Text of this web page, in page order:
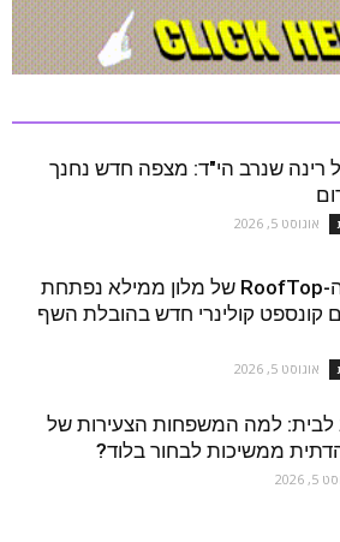
רינה שנרב הי"ד: מצפה חדש נחנך
אוגוסט 5, 2026
מסעדת ה-RoofTop של מלון ממילא נפתחת
קונספט קולינרי חדש בהובלת השף
אוגוסט 5, 2026
לבית: למה המשפחות הצעירות של
ממשיכות לבחור בלוד?
2026